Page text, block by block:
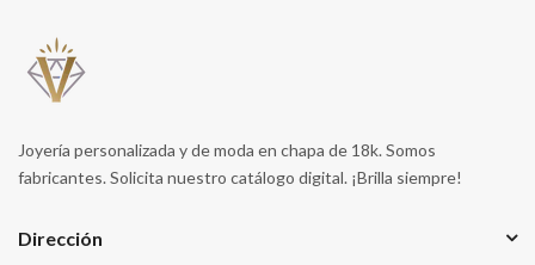
Joyería personalizada y de moda en chapa de 18k. Somos
fabricantes. Solicita nuestro catálogo digital. ¡Brilla siempre!
Dirección